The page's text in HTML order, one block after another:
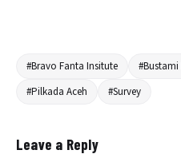
#Bravo Fanta Insitute
#Pilkada Aceh
#Survey
Leave a Reply